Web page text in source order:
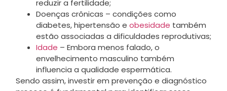
reduzir a fertilidade;
Doenças crônicas – condições como
diabetes, hipertensão e obesidade também
estão associadas a dificuldades reprodutivas;
Idade – Embora menos falado, o
envelhecimento masculino também
influencia a qualidade espermática.
Sendo assim, investir em prevenção e diagnóstico